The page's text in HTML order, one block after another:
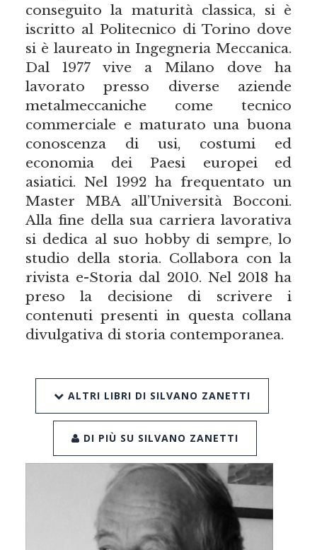
conseguito la maturità classica, si è
iscritto al Politecnico di Torino dove
si è laureato in Ingegneria Meccanica.
Dal 1977 vive a Milano dove ha
lavorato presso diverse aziende
metalmeccaniche come tecnico
commerciale e maturato una buona
conoscenza di usi, costumi ed
economia dei Paesi europei ed
asiatici. Nel 1992 ha frequentato un
Master MBA all’Università Bocconi.
Alla fine della sua carriera lavorativa
si dedica al suo hobby di sempre, lo
studio della storia. Collabora con la
rivista e-Storia dal 2010. Nel 2018 ha
preso la decisione di scrivere i
contenuti presenti in questa collana
divulgativa di storia contemporanea.
ALTRI LIBRI DI SILVANO ZANETTI
DI PIÙ SU SILVANO ZANETTI